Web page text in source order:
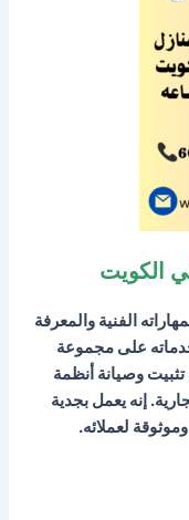
الكويت
الفنية والمعرفة
على مجموعة
تثبيت وصيانة أنظمة
إنه يعمل بجدية
لعملائه.